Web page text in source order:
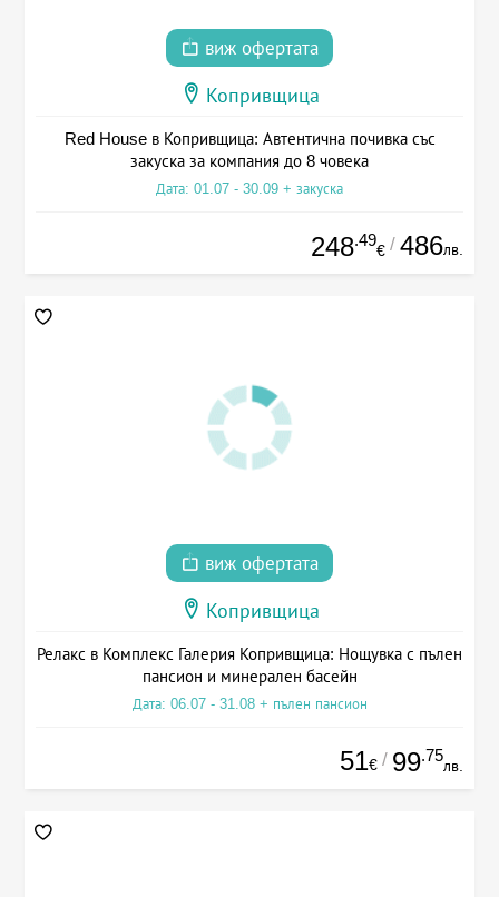
виж офертата
Копривщица
Red House в Копривщица: Автентична почивка със
закуска за компания до 8 човека
Дата: 01.07 - 30.09 + закуска
248.49
€ / 486лв.
виж офертата
Копривщица
Релакс в Комплекс Галерия Копривщица: Нощувка с пълен
пансион и минерален басейн
Дата: 06.07 - 31.08 + пълен пансион
51€ / 99.75
лв.